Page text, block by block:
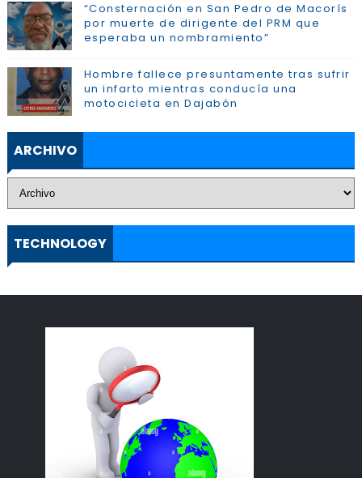
“Consternación en San Pedro de Macorís
por muerte de dirigente del PRM que
esperaba un nombramiento”
Hombre fallece presuntamente tras sufrir
un infarto mientras conducía una
motocicleta en Dajabón
ARCHIVO
TECHNOLOGY